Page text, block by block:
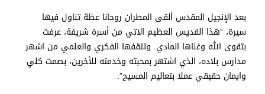
بعد الإنجيل المقدس ألقى المطران روحانا عظة تناول فيها
سيرة، “هذا القديس العظيم الاتي من أسرة شريفة، عرفت
بتقوى الله وغناها المادي. وتثقفها الفكري والعلمي من اشهر
مدارس بلاده، الذي اشتهر بمحبته وخدمته للأخرين، بصمت كلي
وايمان حقيقي عملا بتعاليم المسيح”.